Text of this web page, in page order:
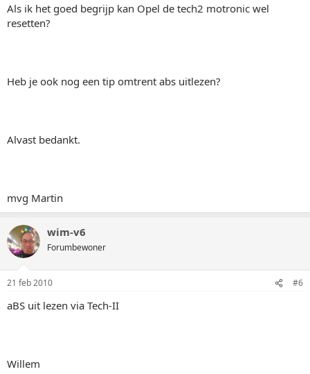
Als ik het goed begrijp kan Opel de tech2 motronic wel
resetten?
Heb je ook nog een tip omtrent abs uitlezen?
Alvast bedankt.
mvg Martin
wim-v6
Forumbewoner
21 feb 2010 #6
aBS uit lezen via Tech-II
Willem